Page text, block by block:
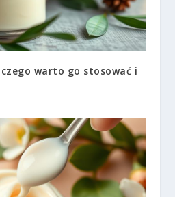
warto go stosować i